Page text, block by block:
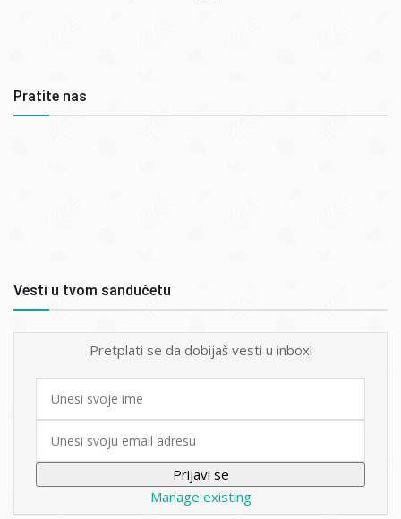
Pratite nas
Vesti u tvom sandučetu
Pretplati se da dobijaš vesti u inbox!
First
Manage existing